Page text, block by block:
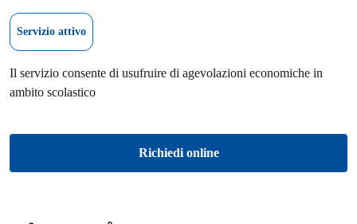
Servizio attivo
Il servizio consente di usufruire di agevolazioni economiche in
ambito scolastico
Richiedi online